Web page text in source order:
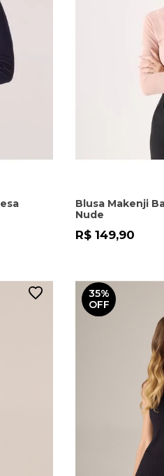
Blusa Makenji
Nude
R$ 149,90
35%
OFF